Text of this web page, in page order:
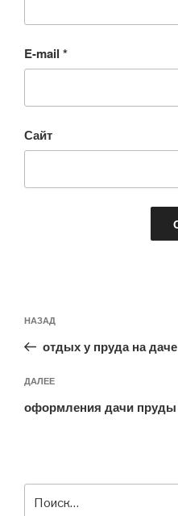
E-mail *
Сайт
по
записям
Предыдущая
запись:
НАЗАД
отдых у пруда на даче
Следующая
запись
ДАЛЕЕ
оформления дачи пруды